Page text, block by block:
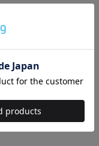
ビールを注いだ場合、
20°Cにて測定）
ーBOOK シルバー